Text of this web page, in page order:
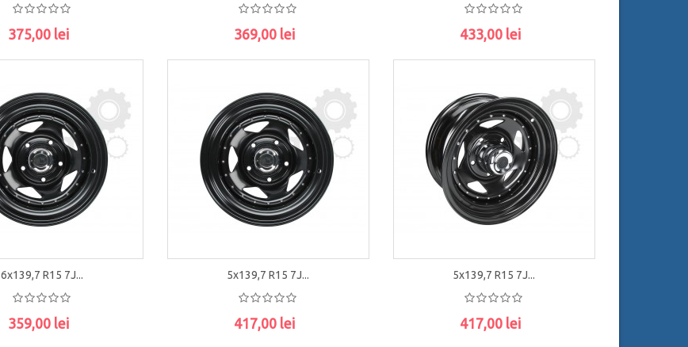
375,00 lei 369,00 lei 433,00 lei
6x139,7 R15 7J...
359,00 lei
5x139,7 R15 7J...
417,00 lei
5x139,7 R15 7J...
417,00 lei